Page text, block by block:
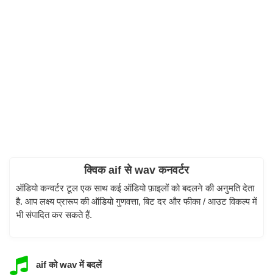
क्विक aif से wav कनवर्टर
ऑडियो कन्वर्टर टूल एक साथ कई ऑडियो फ़ाइलों को बदलने की अनुमति देता
है. आप लक्ष्य प्रारूप की ऑडियो गुणवत्ता, बिट दर और फीका / आउट विकल्प में
भी संपादित कर सकते हैं.
aif को wav में बदलें